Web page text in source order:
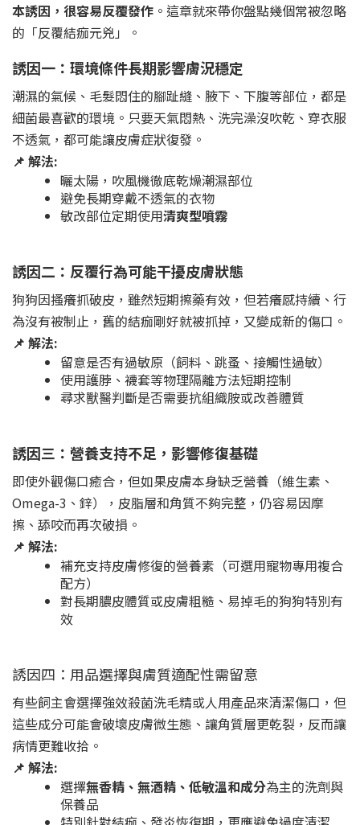
本誘因，很容易反覆發作 。這章就來帶你盤點幾個常被忽略
的「反覆結痂元兇」。
誘因一：環境條件長期影響膚況穩定
潮濕的氣候、毛髮悶住的腳趾縫、腋下、下腹等部位，都是
細菌最喜歡的環境。只要天氣悶熱、洗完澡沒吹乾、穿衣服
不透氣，都可能讓皮膚症狀復發。
📌 解法:
曬太陽，吹風機徹底乾燥潮濕部位
避免長期穿戴不透氣的衣物
敏改部位定期使用清爽型噴霧
誘因二：反覆行為可能干擾皮膚狀態
狗狗因搔癢抓破皮，雖然短期擦藥有效，但若癢感持續、行
為沒有被制止，舊的結痂剛好就被抓掉，又變成新的傷口。
📌 解法:
留意是否有過敏原（飼料、跳蚤、接觸性過敏）
使用護脖、襪套等物理隔離方法短期控制
尋求獸醫判斷是否需要抗組織胺或改善體質
誘因三：營養支持不足，影響修復基礎
即使外觀傷口癒合，但如果皮膚本身缺乏營養（維生素、
Omega-3、鋅），皮脂層和角質不夠完整，仍容易因摩
擦、舔咬而再次破損。
📌 解法:
補充支持皮膚修復的營養素（可選用寵物專用複合
配方）
對長期膿皮體質或皮膚粗糙、易掉毛的狗狗特別有
效
誘因四：用品選擇與膚質適配性需留意
有些飼主會選擇強效殺菌洗毛精或人用產品來清潔傷口，但
這些成分可能會破壞皮膚微生態、讓角質層更乾裂，反而讓
病情更難收拾。
📌 解法:
選擇無香精、無酒精、低敏溫和成分為主的洗劑與
保養品